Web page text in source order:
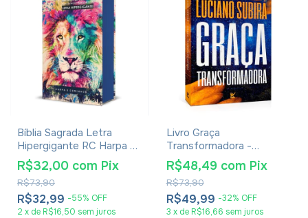
Bíblia Sagrada Letra
Hipergigante RC Harpa E
Corinhos Média Capa
Dura Lion Colors
R$32,99 -55% OFF
R$73,90
R$32,00 com Pix
2 x de R$16,50 sem juros
Livro Graça
Transformadora -
Luciano Subirá
R$49,99 -32% OFF
R$73,90
R$48,49 com Pix
3 x de R$16,66 sem juros